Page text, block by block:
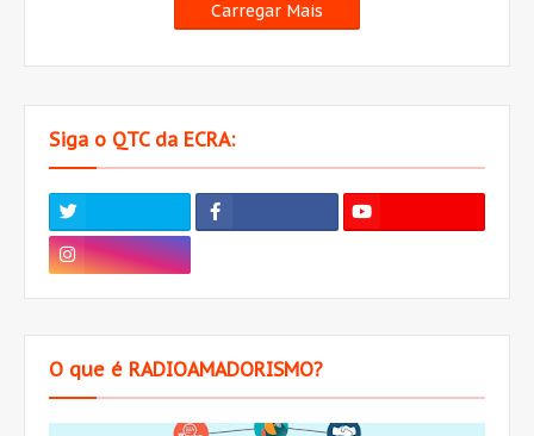
Carregar Mais
Siga o QTC da ECRA:
O que é RADIOAMADORISMO?